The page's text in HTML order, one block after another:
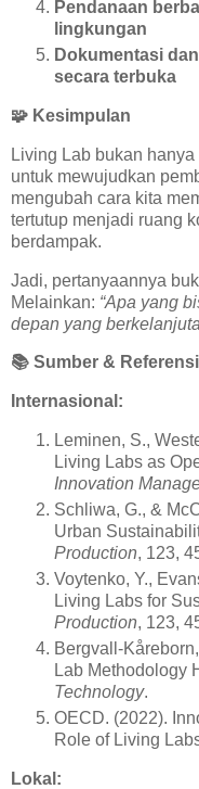
Pendanaan
lingkungan
Dokumentasi
secara terbuka
🧩 Kesimpulan
Living Lab bukan
untuk mewujudkan
mengubah cara kita
tertutup menjadi ruang
berdampak.
Jadi, pertanyaannya
Melainkan: “Apa yang
depan yang
📚 Sumber & Referensi
Internasional:
Leminen, S.,
Living Labs as
Innovation
Schliwa, G., &
Urban
Production, 123,
Voytenko, Y.,
Living Labs for
Production, 123,
Bergvall-
Lab Methodology
Technology.
OECD. (2022).
Role of Living
Lokal: